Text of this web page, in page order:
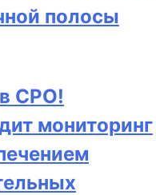
полосы
СРО!
мониторинг